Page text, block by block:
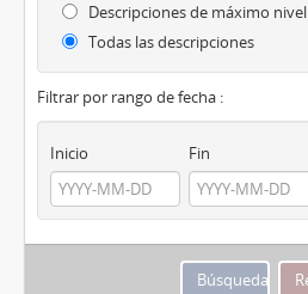
Descripciones de máximo nivel
Todas las descripciones
Filtrar por rango de fecha :
Inicio Fin